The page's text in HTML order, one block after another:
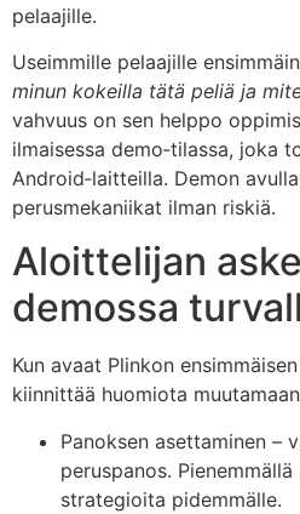
pelaajille.
Useimmille pelaajille
minun kokeilla tätä peliä ja
vahvuus on sen helppo
ilmaisessa demo‑tilassa, joka
Android‑laitteilla. Demon
perusmekaniikat ilman riskiä.
Aloittelijan
demossa
Kun avaat Plinkon
kiinnittää huomiota
Panoksen asettaminen –
peruspanos.
strategioita pidemmälle.